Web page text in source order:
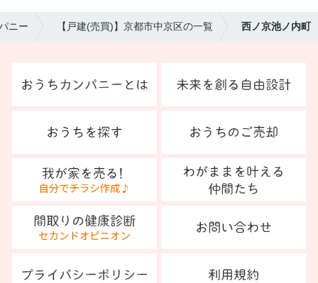
ニー 【戸建(売買)】京都市中京区の一覧 西ノ京池ノ内町